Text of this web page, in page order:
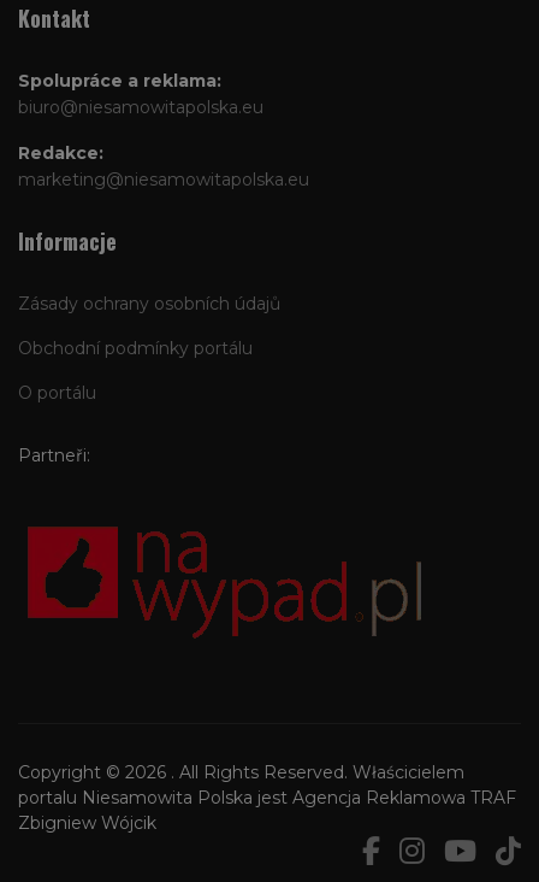
Kontakt
Spolupráce a reklama:
biuro@niesamowitapolska.eu
Redakce:
marketing@niesamowitapolska.eu
Informacje
Zásady ochrany osobních údajů
Obchodní podmínky portálu
O portálu
Partneři:
Copyright © 2026 . All Rights Reserved. Właścicielem
portalu Niesamowita Polska jest Agencja Reklamowa TRAF
Zbigniew Wójcik